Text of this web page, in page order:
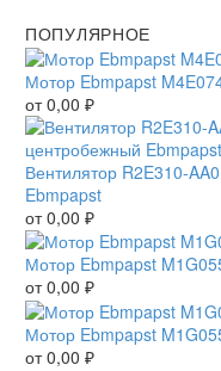
ПОПУЛЯРНОЕ
Мотор Ebmpapst
от0,00 ₽
Вентилятор R2E310-
Ebmpapst
от0,00 ₽
Мотор Ebmpapst
от0,00 ₽
Мотор Ebmpapst
от0,00 ₽